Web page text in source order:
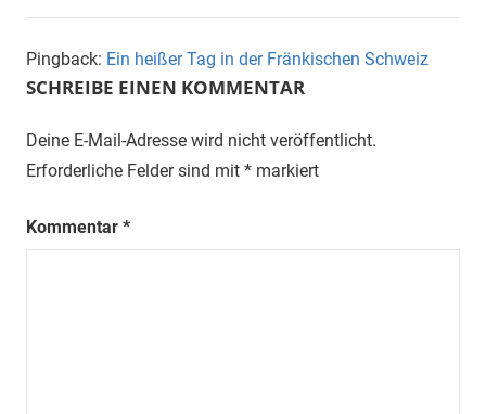
Pingback: Ein heißer Tag in der Fränkischen Schweiz
SCHREIBE EINEN KOMMENTAR
Deine E-Mail-Adresse wird nicht veröffentlicht.
Erforderliche Felder sind mit * markiert
Kommentar *